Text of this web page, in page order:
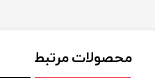
محصولات مرتبط